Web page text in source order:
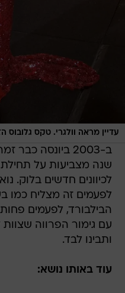
עדיין מראה וולגרי. טקס גלובוס הזהב,
ב-2003 ביונסה
שנה מצביעות על תחילתו
לכיוונים חדשים בלוק.
לפעמים זה מצליח כמו
הבילבורד, לפעמים
עם גימור הפרווה
ותבינו לבד.
עוד באותו נושא: